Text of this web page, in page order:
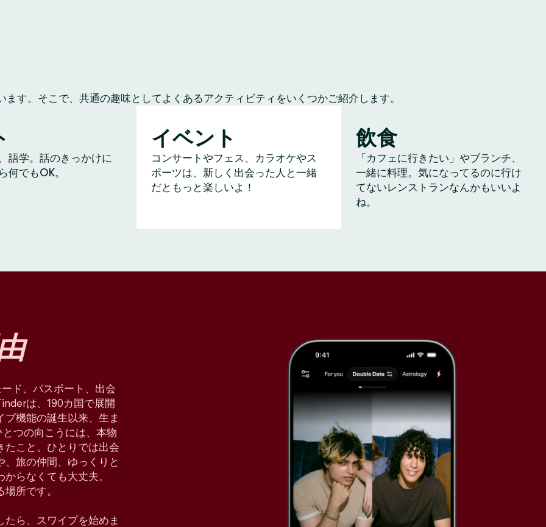
す。そこで、共通の趣味としてよくあるアクティビティをいくつかご紹介します。
語学。話のきっかけに
何でもOK。
イベント
コンサートやフェス、カラオケやス
ポーツは、新しく出会った人と一緒
だともっと楽しいよ！
飲食
「カフェに行きたい」やブランチ、
一緒に料理。気になってるのに行け
てないレンストランなんかもいいよ
ね。
ド、パスポート、出会
は、190カ国で展開
機能の誕生以来、生ま
つの向こうには、本物
こと。ひとりでは出会
旅の仲間、ゆっくりと
らなくても大丈夫。
所です。
ら、スワイプを始めま